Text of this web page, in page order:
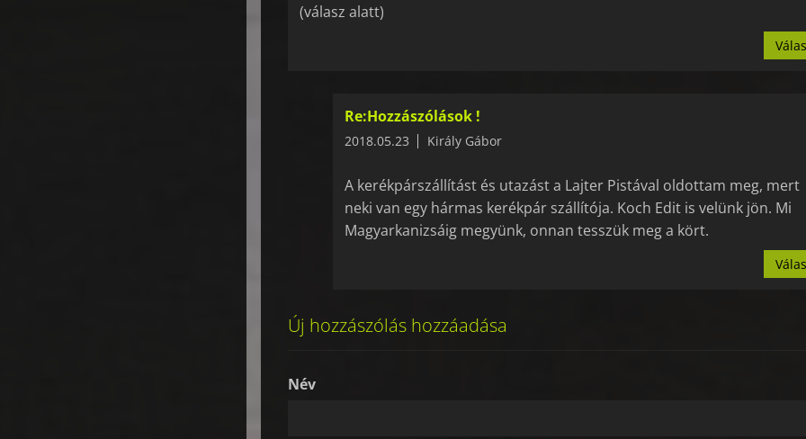
(válasz alatt)
Re:Hozzászólások !
2018.05.23 Király Gábor
A kerékpárszállítást és utazást a Lajter Pistával oldottam meg, mert
neki van egy hármas kerékpár szállítója. Koch Edit is velünk jön. Mi
Magyarkanizsáig megyünk, onnan tesszük meg a kört.
Új hozzászólás hozzáadása
Név